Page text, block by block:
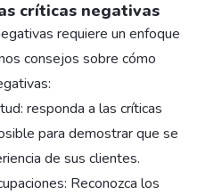
críticas negativas
requiere un enfoque
consejos sobre cómo
responda a las críticas
para demostrar que se
de sus clientes.
Reconozca los